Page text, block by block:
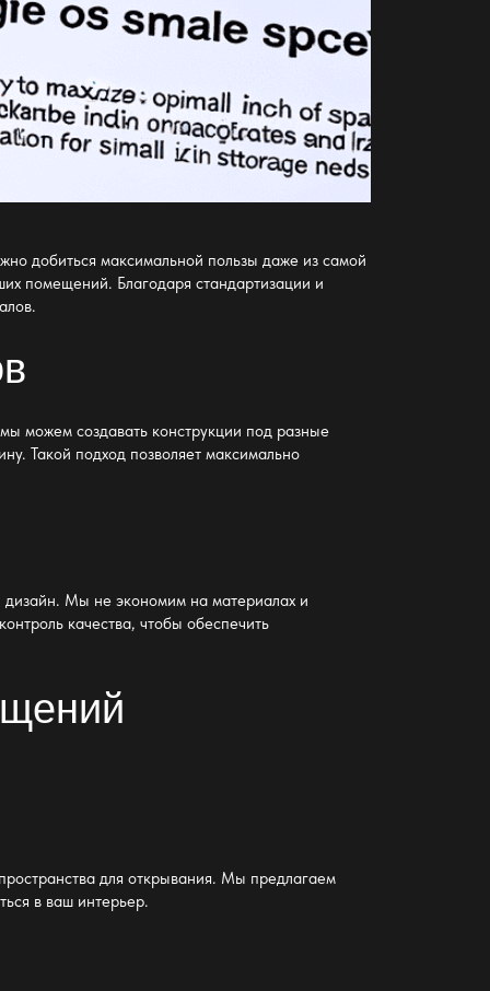
добиться максимальной пользы даже из самой
помещений. Благодаря стандартизации и
можем создавать конструкции под разные
Такой подход позволяет максимально
дизайн. Мы не экономим наматериалах и
качества, чтобы обеспечить
для открывания. Мы предлагаем
в ваш интерьер.